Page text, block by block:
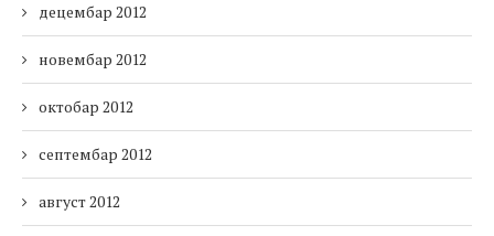
децембар 2012
новембар 2012
октобар 2012
септембар 2012
август 2012